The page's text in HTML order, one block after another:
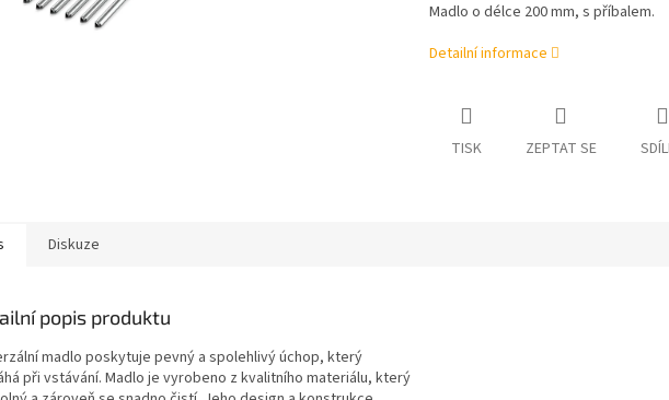
Madlo o délce 200 mm, s příbalem.
Detailní informace
TISK ZEPTAT SE
Diskuze
popis produktu
madlo poskytuje pevný a spolehlivý úchop, který
při vstávání. Madlo je vyrobeno z kvalitního materiálu, který